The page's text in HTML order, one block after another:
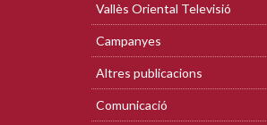
Vallès Oriental Televisió
Campanyes
Altres publicacions
Comunicació